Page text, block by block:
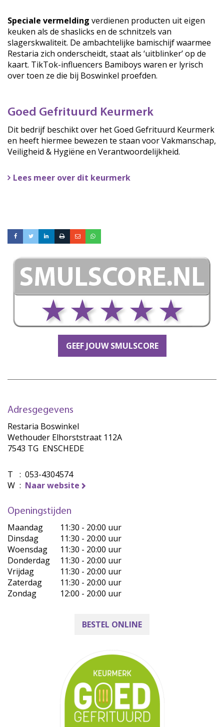
Speciale vermelding verdienen producten uit eigen
keuken als de shaslicks en de schnitzels van
slagerskwaliteit. De ambachtelijke bamischijf waarmee
Restaria zich onderscheidt, staat als ‘uitblinker’ op de
kaart. TikTok-influencers Bamiboys waren er lyrisch
over toen ze die bij Boswinkel proefden.
Goed Gefrituurd Keurmerk
Dit bedrijf beschikt over het Goed Gefrituurd Keurmerk
en heeft hiermee bewezen te staan voor Vakmanschap,
Veiligheid & Hygiëne en Verantwoordelijkheid.
Lees meer over dit keurmerk
GEEF JOUW SMULSCORE
Adresgegevens
Restaria Boswinkel
Wethouder Elhorststraat 112A
7543 TG ENSCHEDE
T : 053-4304574
W : Naar website
Openingstijden
Maandag
11:30 - 20:00 uur
Dinsdag
11:30 - 20:00 uur
Woensdag
11:30 - 20:00 uur
Donderdag
11:30 - 20:00 uur
Vrijdag
11:30 - 20:00 uur
Zaterdag
11:30 - 20:00 uur
Zondag
12:00 - 20:00 uur
BESTEL ONLINE